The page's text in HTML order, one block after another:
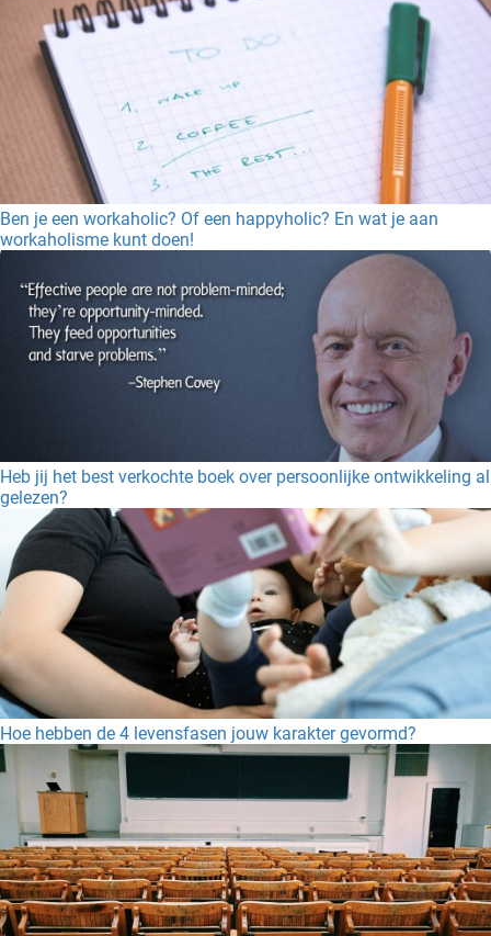
Ben je een workaholic? Of een happyholic? En wat je aan
workaholisme kunt doen!
Heb jij het best verkochte boek over persoonlijke ontwikkeling al
gelezen?
Hoe hebben de 4 levensfasen jouw karakter gevormd?